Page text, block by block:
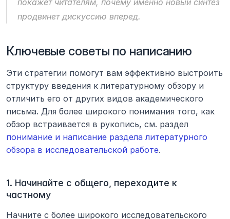
покажет читателям, почему именно новый синтез
продвинет дискуссию вперед.
Ключевые советы по написанию
Эти стратегии помогут вам эффективно выстроить
структуру введения к литературному обзору и
отличить его от других видов академического
письма. Для более широкого понимания того, как
понимание и написание раздела литературного
обзора в исследовательской работе.
1. Начинайте с общего, переходите к
частному
Начните с более широкого исследовательского